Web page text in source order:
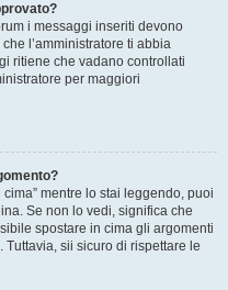
i messaggi inseriti devono
l’amministratore ti abbia
ritiene che vadano controllati
per maggiori
mentre lo stai leggendo, puoi
Se non lo vedi, significa che
spostare in cima gli argomenti
sii sicuro di rispettare le